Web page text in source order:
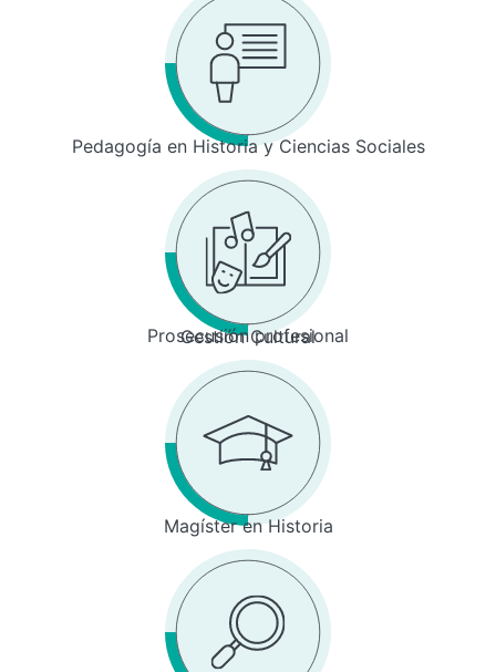
Pedagogía en Historia y Ciencias Sociales
Prosecusión profesional
Gestión Cultural
Magíster en Historia